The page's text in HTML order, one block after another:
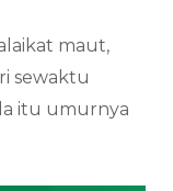
maut,
sewaktu
itu umurnya